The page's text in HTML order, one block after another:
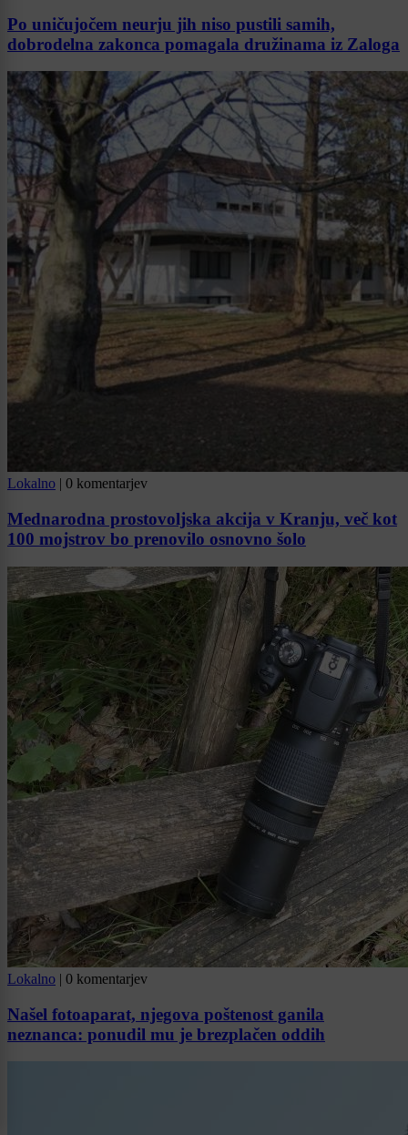
Po uničujočem neurju jih niso pustili samih,
dobrodelna zakonca pomagala družinama iz Zaloga
Lokalno 0 komentarjev
Mednarodna prostovoljska akcija v Kranju, več kot
100 mojstrov bo prenovilo osnovno šolo
Lokalno | 0 komentarjev
Našel fotoaparat, njegova poštenost ganila
neznanca: ponudil mu je brezplačen oddih